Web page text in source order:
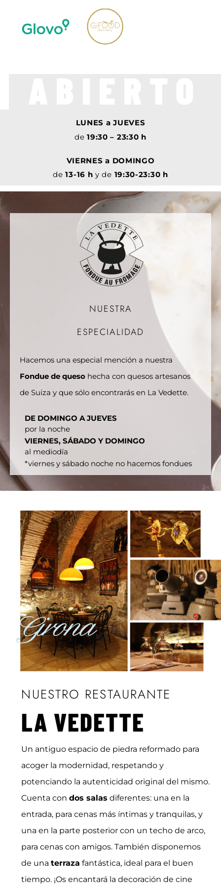
LUNES a JUEVES
de19:30 – 23:30 h
VIERNES a DOMINGO
de13-16 h y de 19:30-23:30 h
NUESTRA
ESPECIALIDAD
Hacemos una especial mención a nuestra
Fondue de queso hecha con quesos artesanos
de Suiza y que sólo encontrarás en La Vedette.
DE DOMINGO A JUEVES
por la noche
VIERNES, SÁBADO Y DOMINGO
al mediodía
*viernes y sábado noche no hacemos fondues
NUESTRO RESTAURANTE
LA VEDETTE
Un antiguo espacio de piedra reformado para
acoger la modernidad, respetando y
potenciando la autenticidad original del mismo.
Cuenta condos salas diferentes: una en la
entrada, para cenas más íntimas y tranquilas, y
una en la parte posterior con un techo de arco,
para cenas con amigos. También disponemos
de unaterraza fantástica, ideal para el buen
tiempo. ¡Os encantará la decoración de cine